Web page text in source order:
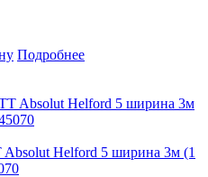
Подробнее
Helford 5 ширина 3м (1